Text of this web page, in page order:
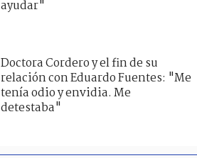
ayudar"
Doctora Cordero y el fin de su
relación con Eduardo Fuentes: "Me
tenía odio y envidia. Me
detestaba"